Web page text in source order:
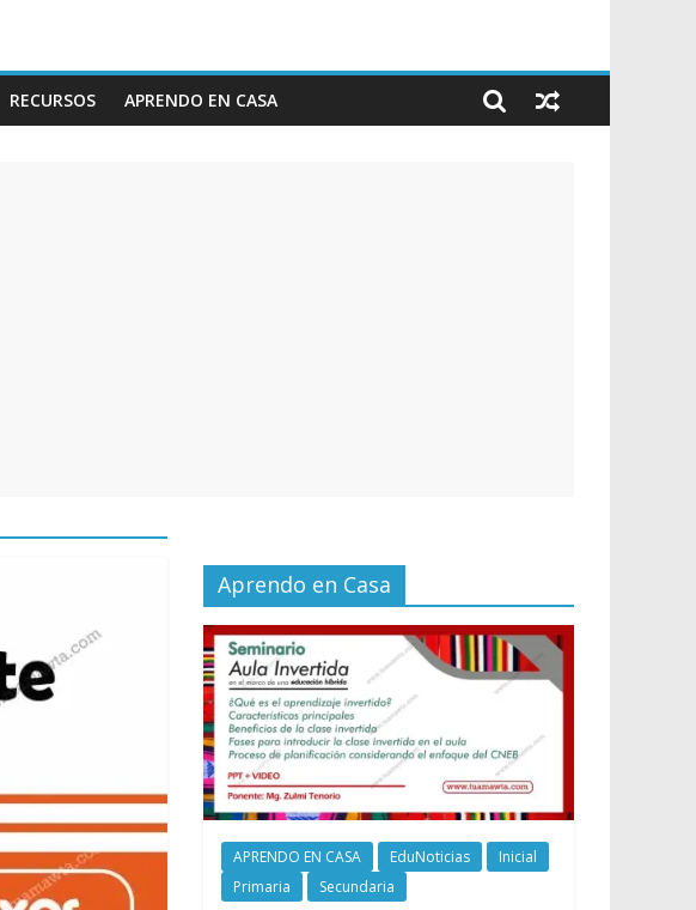
RECURSOS APRENDO EN CASA
Aprendo en Casa
APRENDO EN CASA EduNoticias
Inicial
Primaria
Secundaria